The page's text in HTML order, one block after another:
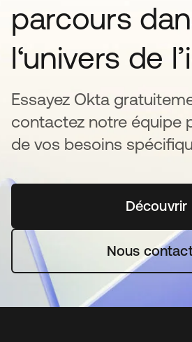
parcours
l‘univers de
Essayez Okta
contactez notre équipe
de vos besoins
Découvrir
Nous